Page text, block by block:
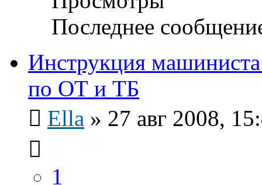
Последнее
Инструкция
по ОТ и ТБ
Ella » 27 авг 2008,
1